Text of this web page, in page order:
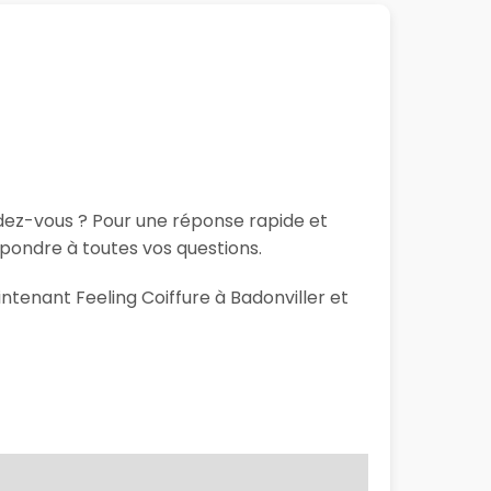
vous ? Pour une réponse rapide et
à toutes vos questions.
Feeling Coiffure à Badonviller et